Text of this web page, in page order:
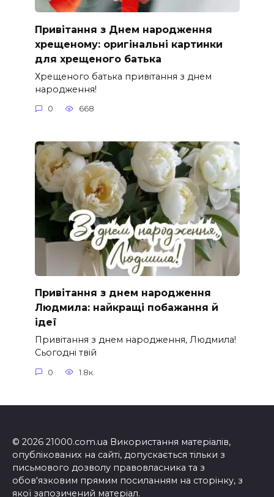
Привітання з Днем народження
хрещеному: оригінальні картинки
для хрещеного батька
Хрещеного батька привітання з днем
народження!
0 668
Привітання з днем народження
Людмила: найкращі побажання й
ідеї
Привітання з днем народження, Людмила!
Сьогодні твій
0 1.8к.
© 2026 21000.com.ua Використання матеріалів,
опублікованих на сайті, допускається тільки з
письмового дозволу правовласника та з
обов'язковим прямим посиланням на сторінку, з
якої запозичений матеріал.